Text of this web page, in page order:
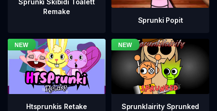
Sprunki Skibidi Toalett
Remake
Sprunki Popit
Htsprunkis Retake Sprunklairity Sprunked